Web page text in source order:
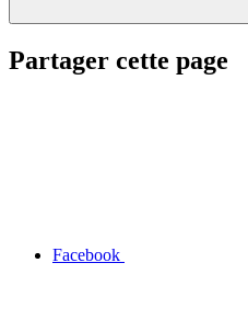
Partager cette page
Facebook